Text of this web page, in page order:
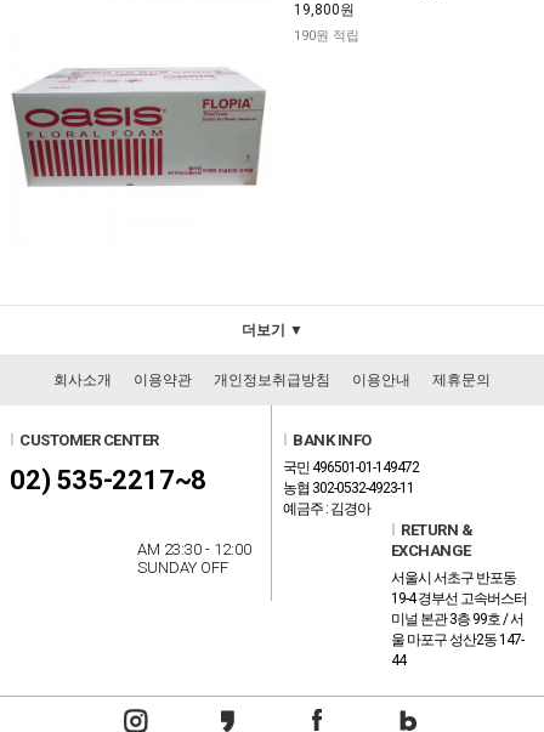
19,800원
190원 적립
더보기 ▼
회사소개 이용약관 개인정보취급방침 이용안내 제휴문의
CUSTOMER CENTER
02) 535-2217~8
AM 23:30 - 12:00
SUNDAY OFF
BANK INFO
국민 496501-01-149472
농협 302-0532-4923-11
예금주 : 김경아
RETURN &
EXCHANGE
서울시 서초구 반포동
19-4 경부선 고속버스터
미널 본관 3층 99호 / 서
울 마포구 성산2동 147-
44